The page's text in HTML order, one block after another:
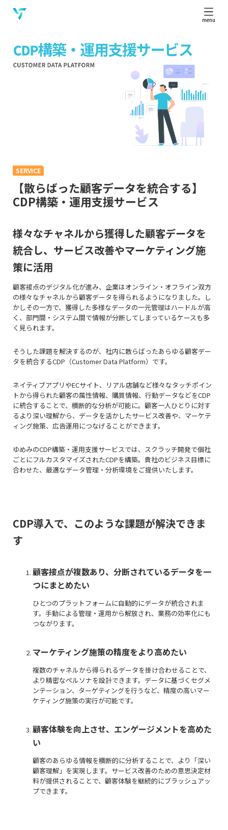
menu
SERVICE
【散らばった顧客データを統合する】
CDP構築・運用支援サービス
様々なチャネルから獲得した顧客データを
統合し、サービス改善やマーケティング施
策に活用
顧客接点のデジタル化が進み、企業はオンライン・オフライン双方
の様々なチャネルから顧客データを得られるようになりました。し
かしその一方で、獲得した多様なデータの一元管理はハードルが高
く、部門間・システム間で情報が分断してしまっているケースも多
く見られます。
そうした課題を解決するのが、社内に散らばったあらゆる顧客デー
タを統合するCDP（Customer Data Platform）です。
ネイティブアプリやECサイト、リアル店舗など様々なタッチポイン
トから得られた顧客の属性情報、購買情報、行動データなどをCDP
に統合することで、横断的な分析が可能に。顧客一人ひとりに対す
るより深い理解から、データを活かしたサービス改善や、マーケテ
ィング施策、広告運用につなげることができます。
ゆめみのCDP構築・運用支援サービスでは、スクラッチ開発で個社
ごとにフルカスタマイズされたCDPを構築。貴社のビジネス目標に
合わせた、最適なデータ管理・分析環境をご提供いたします。
CDP導入で、このような課題が解決できま
す
顧客接点が複数あり、分断されているデータを一
つにまとめたい
ひとつのプラットフォームに自動的にデータが統合されま
す。手動による管理・運用から解放され、業務の効率化にも
つながります。
マーケティング施策の精度をより高めたい
複数のチャネルから得られるデータを掛け合わせることで、
より精密なペルソナを設計できます。データに基づくセグメ
ンテーション、ターゲティングを行うなど、精度の高いマー
ケティング施策の実行が可能です。
顧客体験を向上させ、エンゲージメントを高めた
い
顧客のあらゆる情報を横断的に分析することで、より「深い
顧客理解」を実現します。サービス改善のための意思決定材
料が提供されることで、顧客体験を継続的にブラッシュアッ
プできます。